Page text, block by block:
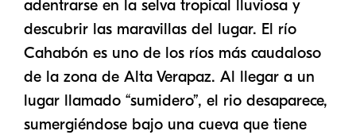
adentrarse en la selva tropical lluviosa y
descubrir las maravillas del lugar. El río
Cahabón es uno de los ríos más caudaloso
de la zona de Alta Verapaz. Al llegar a un
lugar llamado “sumidero”, el rio desaparece,
sumergiéndose bajo una cueva que tiene